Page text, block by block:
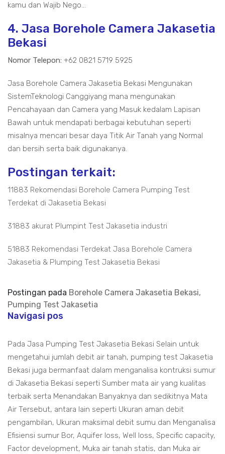
kamu dan Wajib Nego...
4. Jasa Borehole Camera Jakasetia
Bekasi
Nomor Telepon: +62 0821 5719 5925
Jasa Borehole Camera Jakasetia Bekasi Mengunakan
SistemTeknologi Canggiyang mana mengunakan
Pencahayaan dan Camera yang Masuk kedalam Lapisan
Bawah untuk mendapati berbagai kebutuhan seperti
misalnya mencari besar daya Titik Air Tanah yang Normal
dan bersih serta baik digunakanya.
Postingan terkait:
11883 Rekomendasi Borehole Camera Pumping Test
Terdekat di Jakasetia Bekasi
31883 akurat Plumpint Test Jakasetia industri
51883 Rekomendasi Terdekat Jasa Borehole Camera
Jakasetia & Plumping Test Jakasetia Bekasi
Postingan pada Borehole Camera Jakasetia Bekasi,
Pumping Test Jakasetia
Navigasi pos
Pada Jasa Pumping Test Jakasetia Bekasi Selain untuk
mengetahui jumlah debit air tanah, pumping test Jakasetia
Bekasi juga bermanfaat dalam menganalisa kontruksi sumur
di Jakasetia Bekasi seperti Sumber mata air yang kualitas
terbaik serta Menandakan Banyaknya dan sedikitnya Mata
Air Tersebut, antara lain seperti Ukuran aman debit
pengambilan, Ukuran maksimal debit sumu dan Menganalisa
Efisiensi sumur Bor, Aquifer loss, Well loss, Specific capacity,
Factor development, Muka air tanah statis, dan Muka air